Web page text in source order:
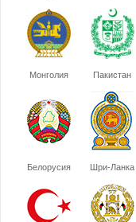
Монголия Пакистан
Белорусия Шри-Ланка